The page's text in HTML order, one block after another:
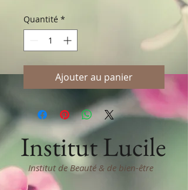
Quantité *
Ajouter au panier
Institut Lucile
Institut de Beauté & de bien-être